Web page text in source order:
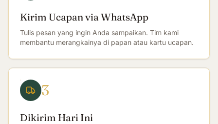
Kirim Ucapan via WhatsApp
Tulis pesan yang ingin Anda sampaikan. Tim kami
membantu merangkainya di papan atau kartu ucapan.
3
Dikirim Hari Ini